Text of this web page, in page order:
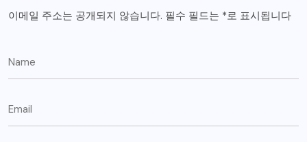
이메일 주소는 공개되지 않습니다. 필수 필드는 *로 표시됩니다